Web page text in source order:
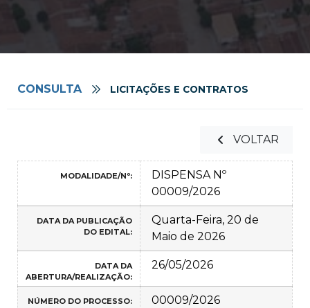
CONSULTA LICITAÇÕES E CONTRATOS
VOLTAR
MODALIDADE/Nº:
DISPENSA Nº
00009/2026
DATA DA PUBLICAÇÃO
DO EDITAL:
Quarta-Feira, 20 de
Maio de 2026
DATA DA
ABERTURA/REALIZAÇÃO:
26/05/2026
NÚMERO DO PROCESSO: 00009/2026